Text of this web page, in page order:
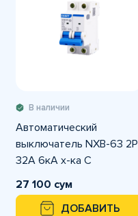
В наличии
Автоматический
выключатель NXB-63 2P
32A 6кА х-ка С
27 100 сум
ДОБАВИТЬ